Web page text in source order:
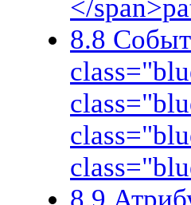
</
8.8